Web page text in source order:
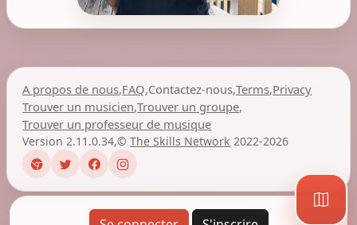
A propos de nous,FAQ,Contactez-nous,Terms,Privacy
Trouver un musicien,Trouver un groupe,
Trouver un professeur de musique
Version 2.11.0.34,©The Skills Network 2022-2026